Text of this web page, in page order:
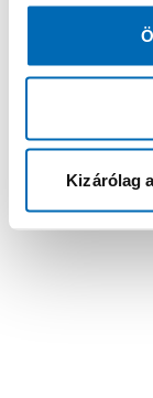
Kizárólag